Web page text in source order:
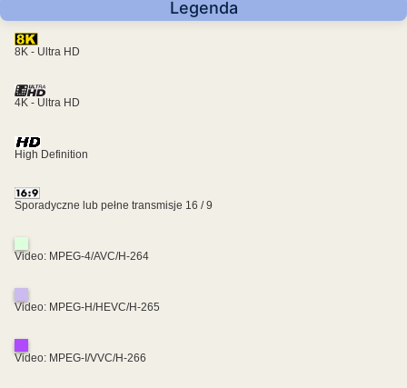
Legenda
8K - Ultra HD
4K - Ultra HD
High Definition
Sporadyczne lub pełne transmisje 16 / 9
Video: MPEG-4/AVC/H-264
Video: MPEG-H/HEVC/H-265
Video: MPEG-I/VVC/H-266